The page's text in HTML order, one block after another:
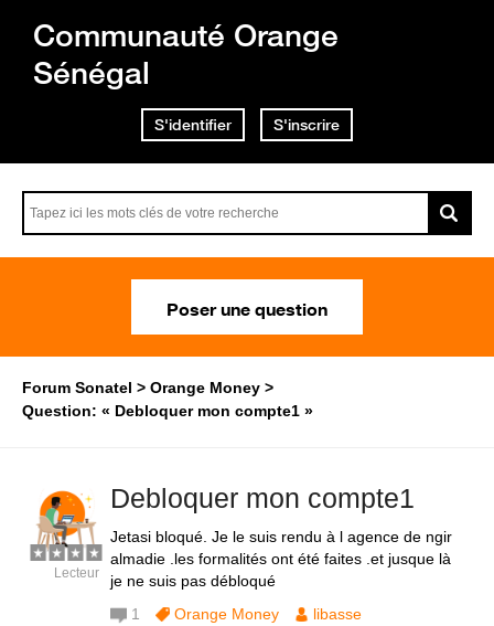
Communauté Orange
Sénégal
S'identifier S'inscrire
Poser une question
Forum Sonatel
Orange Money
Question: « Debloquer mon compte1 »
Debloquer mon compte1
Jetasi bloqué. Je le suis rendu à l agence de ngir
almadie .les formalités ont été faites .et jusque là
je ne suis pas débloqué
Lecteur
1 Orange Money
libasse